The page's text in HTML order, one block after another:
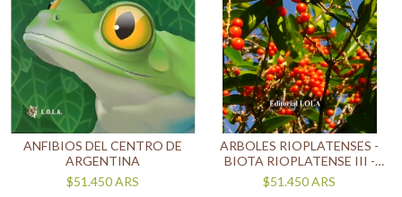
ANFIBIOS DEL CENTRO DE
ARGENTINA
$51.450ARS
ARBOLES RIOPLATENSES -
BIOTA RIOPLATENSE III -
SEGUNDA EDICIÓN
$51.450ARS